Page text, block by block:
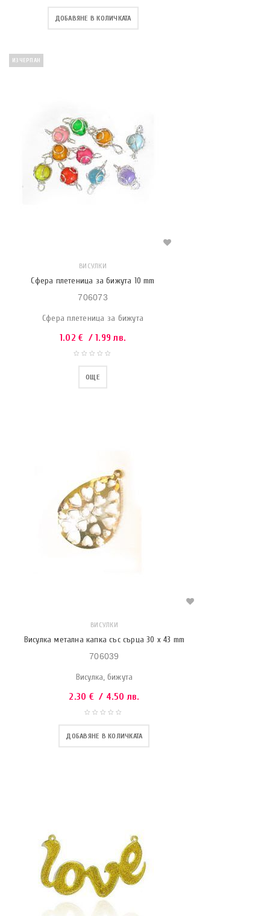
ДОБАВЯНЕ В КОЛИЧКАТА
ИЗЧЕРПАН
ВИСУЛКИ
Сфера плетеница за бижута 10 mm
706073
Сфера плетеница за бижута
1.02€ / 1.99 лв.
ОЩЕ
ВИСУЛКИ
Висулка метална капка със сърца 30 x 43 mm
706039
Висулка, бижута
2.30 € / 4.50 лв.
ДОБАВЯНЕ В КОЛИЧКАТА